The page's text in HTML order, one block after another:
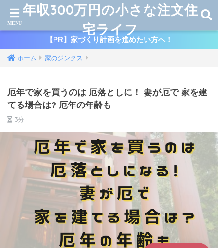
年収300万円の小さな注文住
宅ライフ
【PR】家づくり計画を進めたい方へ！
ホーム 家のジンクス
厄年で家を買うのは 厄落としに！ 妻が厄で 家を建
てる場合は? 厄年の年齢も
3分